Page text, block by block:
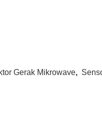
Gerak Mikrowave,